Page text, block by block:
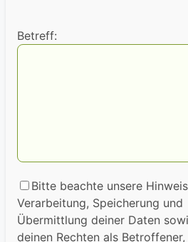
Betreff:
Bitte beachte unsere
Verarbeitung, Speicherung und
Übermittlung deiner Daten
deinen Rechten als Betroffener,